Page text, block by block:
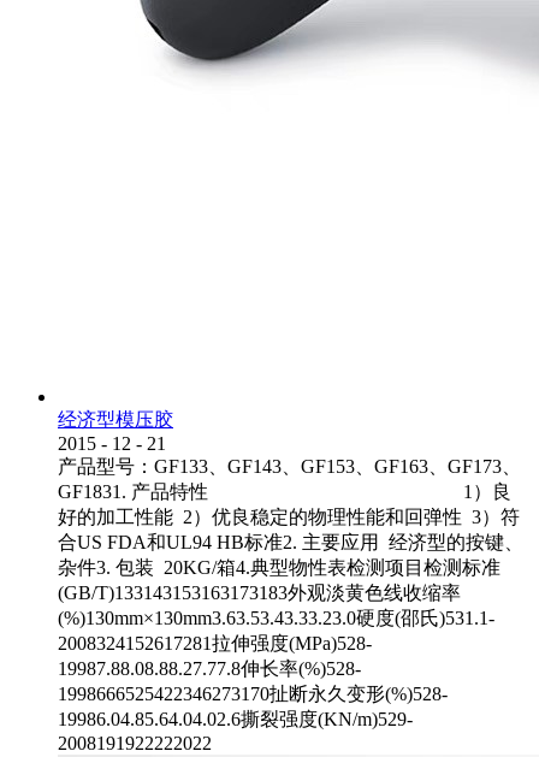
经济型模压胶
2015 - 12 - 21
产品型号：GF133、GF143、GF153、GF163、GF173、
GF1831. 产品特性 1）良
好的加工性能 2）优良稳定的物理性能和回弹性 3）符
合US FDA和UL94 HB标准2. 主要应用 经济型的按键、
杂件3. 包装 20KG/箱4.典型物性表检测项目检测标准
(GB/T)133143153163173183外观淡黄色线收缩率
(%)130mm×130mm3.63.53.43.33.23.0硬度(邵氏)531.1-
2008324152617281拉伸强度(MPa)528-
19987.88.08.88.27.77.8伸长率(%)528-
1998666525422346273170扯断永久变形(%)528-
19986.04.85.64.04.02.6撕裂强度(KN/m)529-
2008191922222022